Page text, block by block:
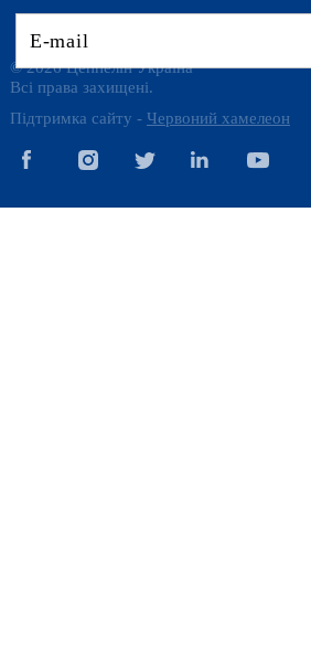
© 2026 Цеппелін Україна
Всі права захищені.
Підтримка сайту - Червоний хамелеон